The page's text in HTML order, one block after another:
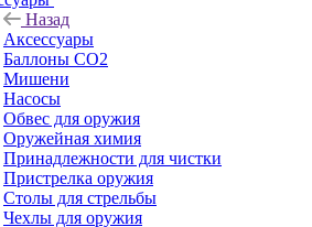
Назад
Аксессуары
Баллоны СО2
Мишени
Насосы
Обвес для оружия
Оружейная химия
Принадлежности для чистки
Пристрелка оружия
Столы для стрельбы
Чехлы для оружия